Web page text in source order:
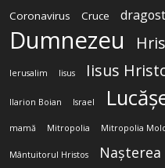
Coronavirus
Cruce
Dumnezeu
Ierusalim Iisus Iisus
Ilarion Boian Israel
mamă Mitropolia Mitropolia
Mântuitorul Hristos